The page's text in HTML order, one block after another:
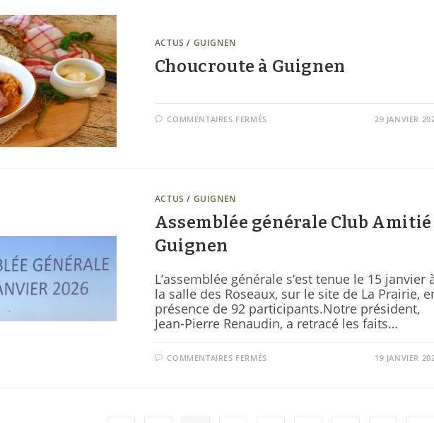
ACTUS / GUIGNEN
Choucroute à Guignen
COMMENTAIRES FERMÉS 29 JANVIER
ACTUS / GUIGNEN
Assemblée générale Club Amitié
Guignen
L’assemblée générale s’est tenue le 15 janvier
la salle des Roseaux, sur le site de La Prairie,
présence de 92 participants.Notre président,
Jean-Pierre Renaudin, a retracé les faits…
COMMENTAIRES FERMÉS 19 JANVIER